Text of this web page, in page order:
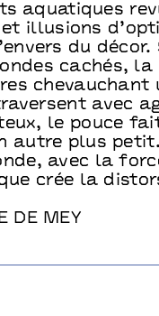
aquatiques
illusions
du décor.
cachés, la
chevauchant
avec
le pouce
autre plus
avec la
crée la
DE MEY